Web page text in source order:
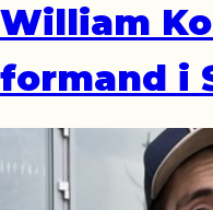
William
formand i